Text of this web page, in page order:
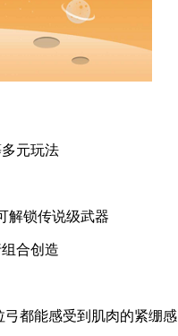
元玩法
解锁传说级武器
合创造
弓都能感受到肌肉的紧绷感